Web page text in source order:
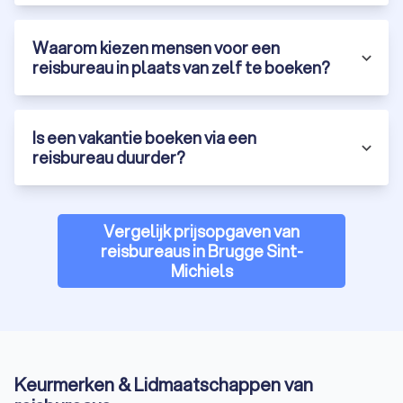
Waarom kiezen mensen voor een
reisbureau in plaats van zelf te boeken?
Is een vakantie boeken via een
reisbureau duurder?
Vergelijk prijsopgaven van
reisbureaus in Brugge Sint-
Michiels
Keurmerken & Lidmaatschappen van